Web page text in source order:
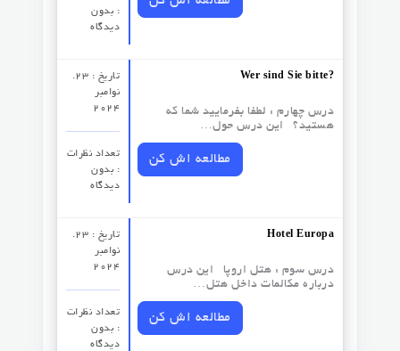
: بدون
دیدگاه
تاریخ : 23.
نوامبر
2024
تعداد نظرات‌
: بدون
دیدگاه
Wer sind Sie bitte?
درس چهارم : لطفا بفرمایید شما که
هستید؟ این درس حول…
مطالعه اش کن
تاریخ : 23.
نوامبر
2024
تعداد نظرات‌
: بدون
دیدگاه
Hotel Europa
درس سوم :‌ هتل اروپا این درس
درباره مکالمات داخل هتل…
مطالعه اش کن